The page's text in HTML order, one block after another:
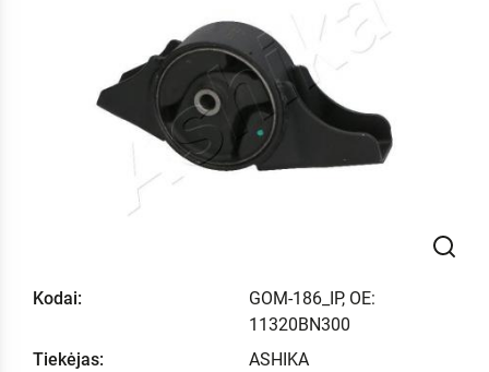
Kodai:
GOM-186_IP, OE:
11320BN300
Tiekėjas:
ASHIKA